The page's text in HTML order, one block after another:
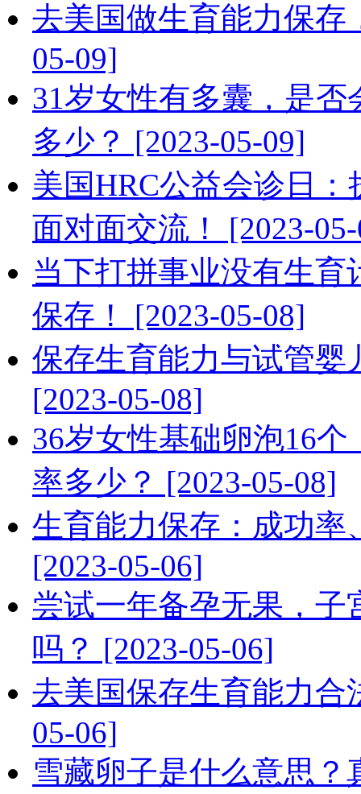
去美国做生育能力保存
05-09]
31岁女性有多囊，是
多少？ [2023-05-09]
美国HRC公益会诊日
面对面交流！ [2023-
当下打拼事业没有生
保存！ [2023-05-08]
保存生育能力与试管婴
[2023-05-08]
36岁女性基础卵泡16
率多少？ [2023-05-08]
生育能力保存：成功率
[2023-05-06]
尝试一年备孕无果，子
吗？ [2023-05-06]
去美国保存生育能力合
05-06]
雪藏卵子是什么意思